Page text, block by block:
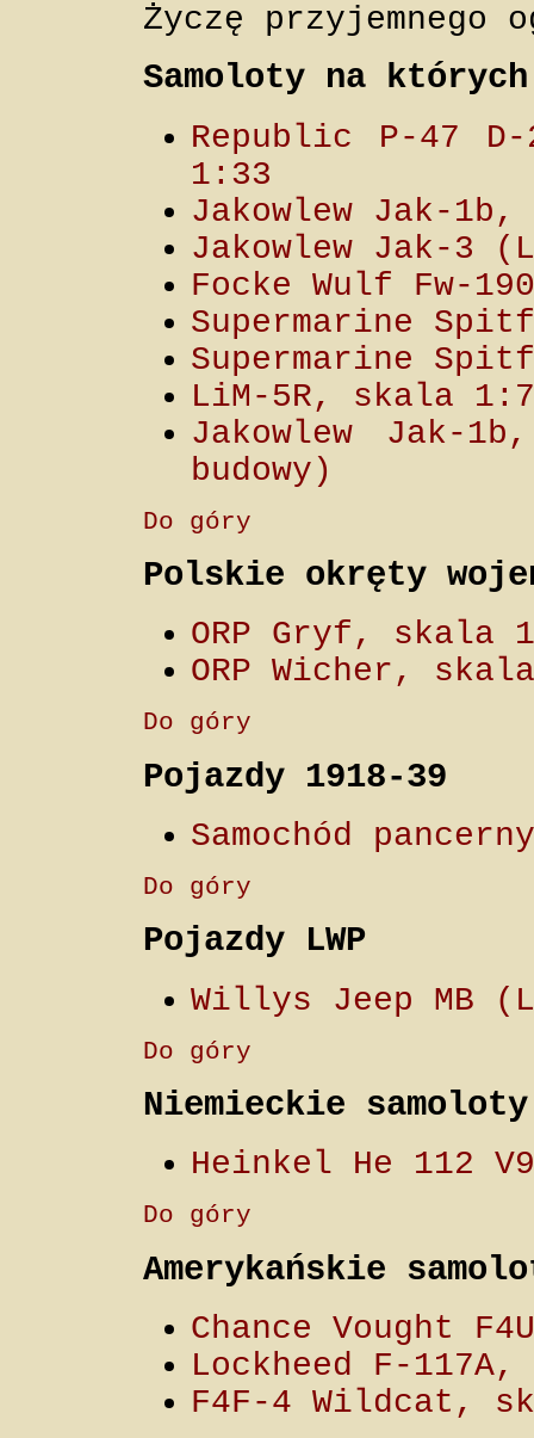
Życzę przyjemnego
Samoloty na
Republic P-47
1:33
Jakowlew Jak-
Jakowlew Jak-3
Focke Wulf Fw-
Supermarine
Supermarine
LiM-5R, skala
Jakowlew Jak-
budowy)
Do góry
Polskie okręty
ORP Gryf, skala
ORP Wicher,
Do góry
Pojazdy 1918-39
Samochód
Do góry
Pojazdy LWP
Willys Jeep MB
Do góry
Niemieckie
Heinkel He 112
Do góry
Amerykańskie
Chance Vought
Lockheed F-
F4F-4 Wildcat,